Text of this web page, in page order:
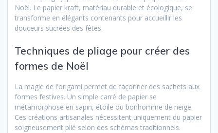
Noël. Le papier kraft, matériau durable et écologique, se
transforme en élégants contenants pour accueillir les
douceurs sucrées des fêtes.
Techniques de pliage pour créer des
formes de Noël
La magie de l'origami permet de façonner des sachets aux
formes festives. Un simple carré de papier se
métamorphose en sapin, étoile ou bonhomme de neige.
Ces créations artisanales nécessitent uniquement du papier
soigneusement plié selon des schémas traditionnels.